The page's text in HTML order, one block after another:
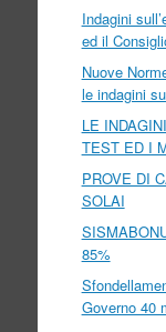
Indagini
ed il
Nuove
le indagini
LE
TEST ED I
PROVE DI
SOLAI
85%
Governo 40